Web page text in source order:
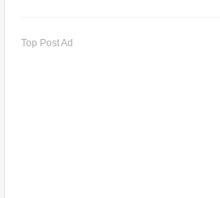
Top Post Ad